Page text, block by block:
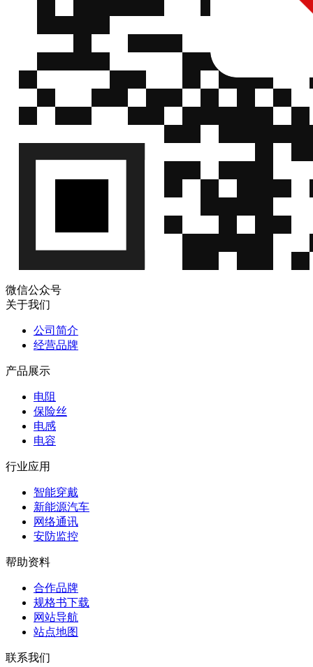
微信公众号
关于我们
公司简介
经营品牌
产品展示
电阻
保险丝
电感
电容
行业应用
智能穿戴
新能源汽车
网络通讯
安防监控
帮助资料
合作品牌
规格书下载
网站导航
站点地图
联系我们